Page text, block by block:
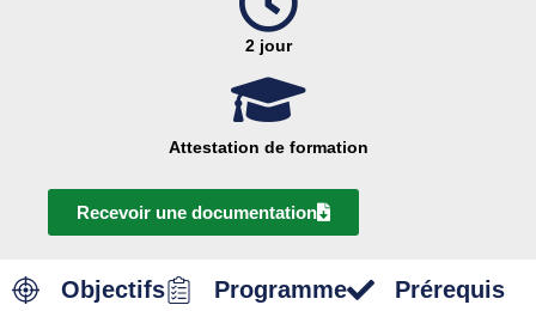
2 jour
Attestation de formation
Recevoir une documentation
Objectifs Programme
Prérequis